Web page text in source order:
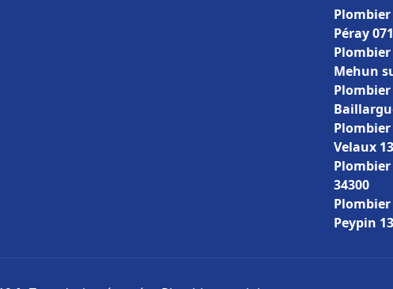
Péray
Mehun
Velaux
34300
Peypin